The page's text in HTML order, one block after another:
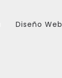
Diseño Web